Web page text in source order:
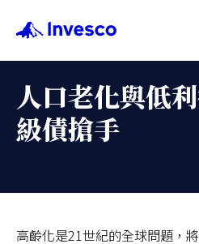
我們的基金
人口老化與低
級債搶手
高齡化是21世紀的全球問題，